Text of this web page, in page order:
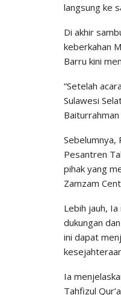
langsung ke
Di akhir
keberkahan
Barru kini
“Setelah
Sulawesi
Sebelumnya,
Pesantren
pihak yang
Zamzam
Lebih jauh,
dukungan
ini dapat
Ia
Tahfizul